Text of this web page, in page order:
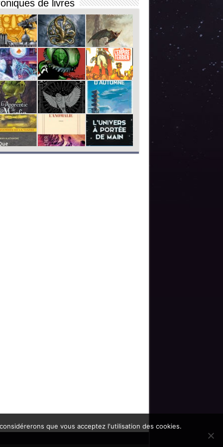
de livres
que vous acceptez l'utilisation des cookies.